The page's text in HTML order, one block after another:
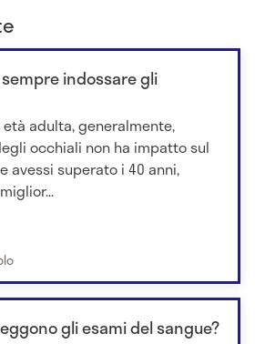
indossare gli
adulta, generalmente,
occhiali non ha impatto sul
avessi superato i 40 anni,
gli esami del sangue?